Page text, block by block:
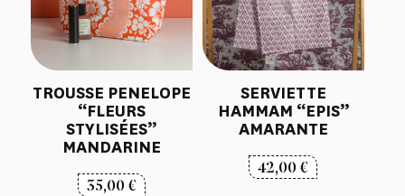
TROUSSE PENELOPE
“FLEURS
STYLISÉES”
MANDARINE
35,00€
SERVIETTE
HAMMAM “EPIS”
AMARANTE
42,00€